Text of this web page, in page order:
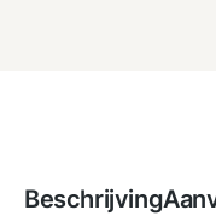
Beschrijving